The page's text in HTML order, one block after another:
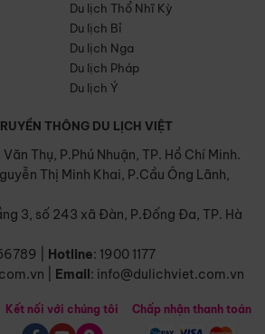
Du lịch Thổ Nhĩ Kỳ
Du lịch Bỉ
Du lịch Nga
Du lịch Pháp
Du lịch Ý
THÔNG DU LỊCH VIỆT
Thụ, P.Phú Nhuận, TP. Hồ Chí Minh.
Thị Minh Khai, P.Cầu Ông Lãnh,
3, số 243 xã Đàn, P.Đống Đa, TP. Hà
Hotline: 1900 1177
Email: info@dulichviet.com.vn
Kết nối với chúng tôi Chấp nhận thanh toán